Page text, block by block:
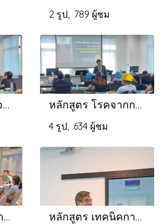
2 รูป, 789 ผู้ชม
หลักสูตร การตรวจประเมินภายในระบบจัดการด้านอาชีวอนามัยและความปลอดภัย Internal Audit ISO หลักสูตร โรคจากการทำงาน
4 รูป, 634 ผู้ชม
หลักสูตร เทคนิคการเขียนรายงานการประชุม Effective Meeting Report Writing หลักสูตร เทคนิคการบริหารงานคุณภาพISO9001 และการจัดการสิ่งแวดล้อม ISO14001 สำหรับตัวแทนฝ่ายบริหาร